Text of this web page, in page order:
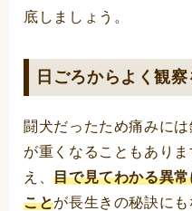
底しましょう。
日ごろからよく観察
闘犬だったため痛みに
が重くなることもあり
え、目で見てわかる異
ことが長生きの秘訣に